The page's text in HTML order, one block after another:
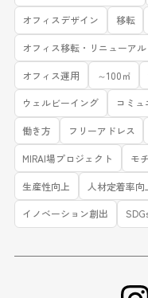
オフィスデザイン 移転
オフィス移転・リニューアル
オフィス運用 ～100㎡
ウェルビーイング コミ
働き方 フリーアドレス
MIRAI場プロジェクト モ
生産性向上 人材定着率向
イノベーション創出